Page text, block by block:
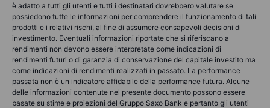
è adatto a tutti gli utenti e tutti i destinatari dovrebbero valutare se
possiedono tutte le informazioni per comprendere il funzionamento di tali
prodotti e i relativi rischi, al fine di assumere consapevoli decisioni di
investimento. Eventuali informazioni riportate che si riferiscano a
rendimenti non devono essere interpretate come indicazioni di
rendimenti futuri o di garanzia di conservazione del capitale investito ma
come indicazioni di rendimenti realizzati in passato. La performance
passata non è un indicatore affidabile della performance futura. Alcune
delle informazioni contenute nel presente documento possono essere
basate su stime e proiezioni del Gruppo Saxo Bank e pertanto gli utenti